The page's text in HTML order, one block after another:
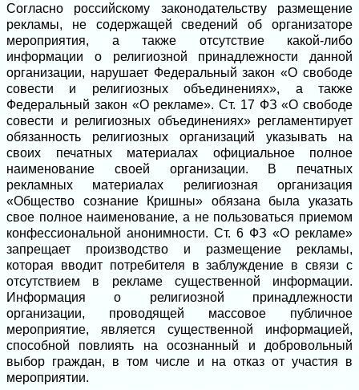
Согласно российскому законодательству размещение
рекламы, не содержащей сведений об организаторе
мероприятия, а также отсутствие какой-либо
информации о религиозной принадлежности данной
организации, нарушает Федеральный закон «О свободе
совести и религиозных объединениях», а также
Федеральный закон «О рекламе». Ст. 17 ФЗ «О свободе
совести и религиозных объединениях» регламентирует
обязанность религиозных организаций указывать на
своих печатных материалах официальное полное
наименование своей организации. В печатных
рекламных материалах религиозная организация
«Общество сознание Кришны» обязана была указать
свое полное наименование, а не пользоваться приемом
конфессиональной анонимности. Ст. 6 ФЗ «О рекламе»
запрещает производство и размещение рекламы,
которая вводит потребителя в заблуждение в связи с
отсутствием в рекламе существенной информации.
Информация о религиозной принадлежности
организации, проводящей массовое публичное
мероприятие, является существенной информацией,
способной повлиять на осознанный и добровольный
выбор граждан, в том числе и на отказ от участия в
мероприятии.